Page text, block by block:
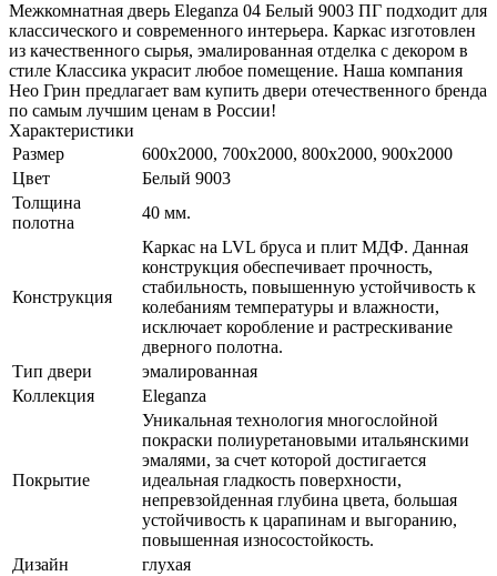
Межкомнатная дверь Eleganza 04 Белый 9003 ПГ подходит для
классического и современного интерьера. Каркас изготовлен
из качественного сырья, эмалированная отделка с декором в
стиле Классика украсит любое помещение. Наша компания
Нео Грин предлагает вам купить двери отечественного бренда
по самым лучшим ценам в России!
Характеристики
Размер
600x2000, 700x2000, 800x2000, 900x2000
Цвет
Белый 9003
Толщина
полотна
40 мм.
Конструкция
Каркас на LVL бруса и плит МДФ. Данная
конструкция обеспечивает прочность,
стабильность, повышенную устойчивость к
колебаниям температуры и влажности,
исключает коробление и растрескивание
дверного полотна.
Тип двери
эмалированная
Коллекция
Eleganza
Покрытие
Уникальная технология многослойной
покраски полиуретановыми итальянскими
эмалями, за счет которой достигается
идеальная гладкость поверхности,
непревзойденная глубина цвета, большая
устойчивость к царапинам и выгоранию,
повышенная износостойкость.
Дизайн
глухая